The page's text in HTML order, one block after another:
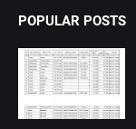
POPULAR POSTS